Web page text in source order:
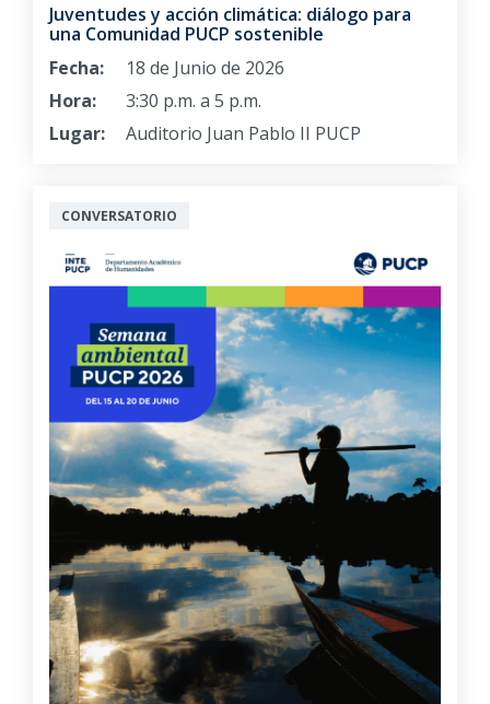
Juventudes y acción climática: diálogo para
una Comunidad PUCP sostenible
Fecha:
18 de Junio de 2026
Hora:
3:30 p.m. a 5 p.m.
Lugar:
Auditorio Juan Pablo II PUCP
CONVERSATORIO